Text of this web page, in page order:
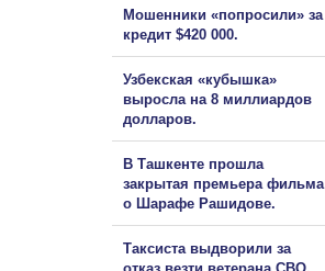
Мошенники «попросили» за
кредит $420 000.
Узбекская «кубышка»
выросла на 8 миллиардов
долларов.
В Ташкенте прошла
закрытая премьера фильма
о Шарафе Рашидове.
Таксиста выдворили за